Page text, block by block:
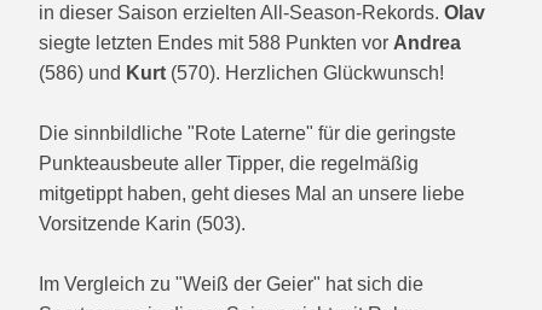
in dieser Saison erzielten All-Season-Rekords.Olav
siegte letzten Endes mit 588 Punkten vor Andrea
(586) und Kurt (570). Herzlichen Glückwunsch!
Die sinnbildliche "Rote Laterne" für die geringste
Punkteausbeute aller Tipper, die regelmäßig
mitgetippt haben, geht dieses Mal an unsere liebe
Vorsitzende Karin (503).
Im Vergleich zu "Weiß der Geier" hat sich die